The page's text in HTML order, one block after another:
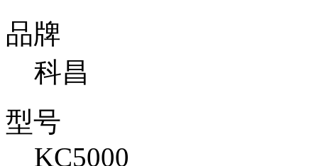
品牌
科昌
型号
KC5000